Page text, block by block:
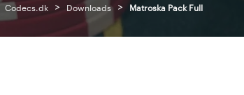
Codecs.dk > Downloads > Matroska Pack Full